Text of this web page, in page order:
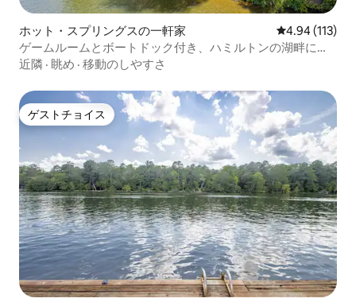
ホット・スプリングスの一軒家 レビュー113
4.94 (113)
ゲームルームとボートドック付き、ハミルトンの湖畔にあ
る宿泊先！
近隣 · 眺め · 移動のしやすさ
ゲストチョイス
ゲストチョイス